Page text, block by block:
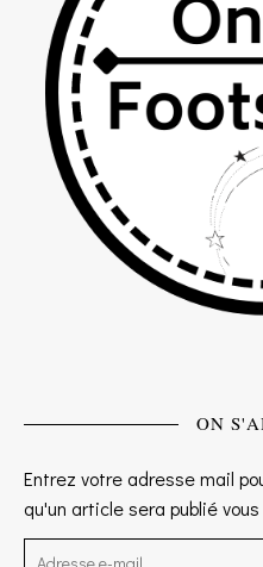
ON
Entrez votre adresse mail
qu'un article sera publié
Adresse e-mail